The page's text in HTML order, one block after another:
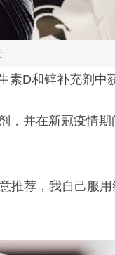
素D和锌补充剂中
，并在新冠疫情期
推荐，我自己服